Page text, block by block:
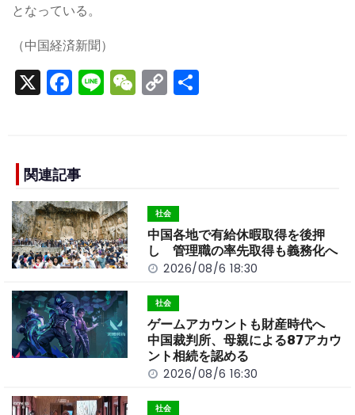
となっている。
（中国経済新聞）
X F
a
e
b
o
o
k
Li
n
W
e
C
o
n
k
関連記事
社会
中国各地で有給休暇取得を後押
し 管理職の率先取得も義務化へ
2026/08/6 18:30
社会
ゲームアカウントも財産時代へ
中国裁判所、母親による87アカウ
ント相続を認める
2026/08/6 16:30
社会